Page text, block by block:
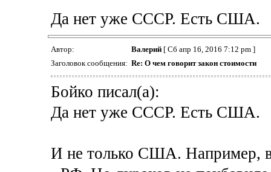
Да нет уже СССР. Есть США.
Автор: Валерий[ Сб апр 16, 2016 7:12 pm ]
Заголовок сообщения: Re: О чем говорит закон стоимости
Бойко писал(а):
Да нет уже СССР. Есть США.
И не только США. Например,